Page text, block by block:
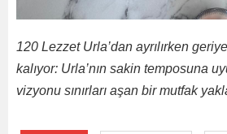
120 Lezzet Urla’dan ayrılırken
kalıyor: Urla’nın sakin temposuna
vizyonu sınırları aşan bir mutfak